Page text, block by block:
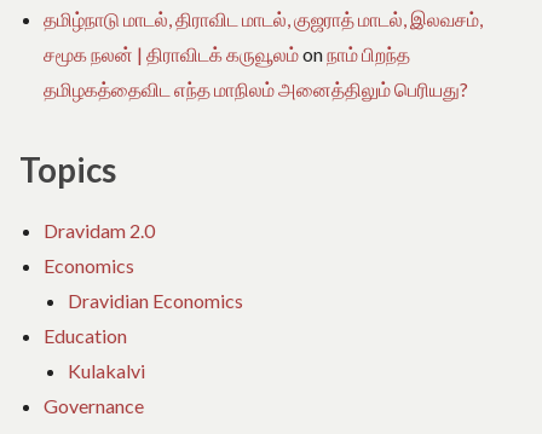
தமிழ்நாடு மாடல், திராவிட மாடல், குஜராத் மாடல், இலவசம்,
சமூக நலன் | திராவிடக் கருவூலம்onநாம் பிறந்த
தமிழகத்தைவிட எந்த மாநிலம் அனைத்திலும் பெரியது?
Topics
Dravidam 2.0
Economics
Dravidian Economics
Education
Kulakalvi
Governance